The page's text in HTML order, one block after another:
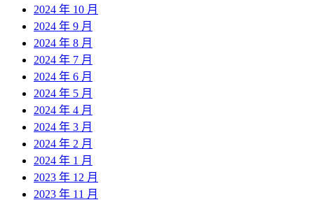
2024 年 10 月
2024 年 9 月
2024 年 8 月
2024 年 7 月
2024 年 6 月
2024 年 5 月
2024 年 4 月
2024 年 3 月
2024 年 2 月
2024 年 1 月
2023 年 12 月
2023 年 11 月